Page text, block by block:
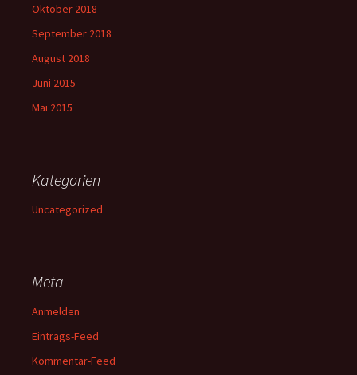
Oktober 2018
September 2018
August 2018
Juni 2015
Mai 2015
Kategorien
Uncategorized
Meta
Anmelden
Eintrags-Feed
Kommentar-Feed